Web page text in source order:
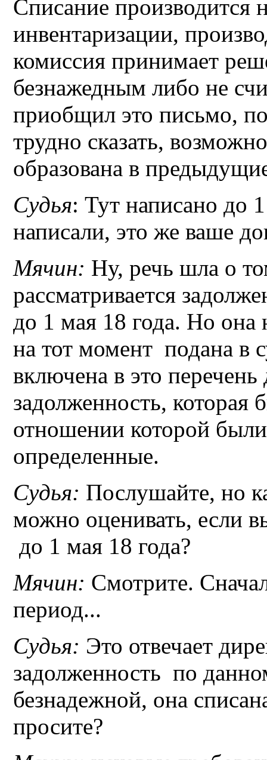
Списание производится
инвентаризации,
комиссия принимает
безнажедным либо не
приобщил это письмо,
трудно сказать,
образована в
Судья: Тут написано до
написали, это же ваше
Мячин: Ну, речь шла о
рассматривается
до 1 мая 18 года. Но она
на тот момент подана в
включена в это
задолженность, которая
отношении которой
определенные.
Судья: Послушайте, но
можно оценивать, если
до 1 мая 18 года?
Мячин: Смотрите.
период...
Судья: Это отвечает
задолженность по
безнадежной, она
просите?